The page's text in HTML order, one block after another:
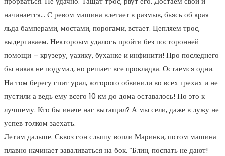
начинается… С ревом машина влетает в размыв, бьясь об края
льда бамперами, мостами, порогами, встает. Цепляем трос,
выдергиваем. Нектороым удалось пройти без посторонней
помощи – крузеру, уазику, буханке и инфинити! Про последнего
бы никак не подумал, но решает все прокладка. Остаемся одни.
На том берегу спит урал, которого обвинили во всех грехах и не
пустили а ведь ему всего 10 км до дома оставалось! Но это к
лучшему. Кто бы иначе нас вытащил? А мы сели, даже в лужу не
успев толком заехать.
Летим дальше. Сквоз сон слышу вопли Маринки, потом машина
плавно начинает заваливаться на бок. “Блин, поспать не дают!